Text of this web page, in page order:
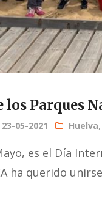
los Parques
23-05-2021 Huelva,
es el Día
ha querido